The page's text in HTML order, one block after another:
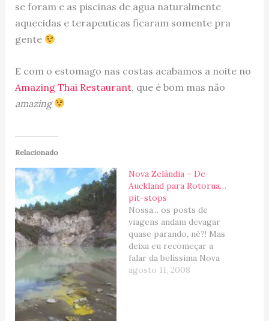
se foram e as piscinas de agua naturalmente
aquecidas e terapeuticas ficaram somente pra
gente
E com o estomago nas costas acabamos a noite no
Amazing Thai Restaurant, que é bom mas não
amazing
Relacionado
Nova Zelândia – De
Auckland para Rotorua…
pit-stops
Nossa... os posts de
viagens andam devagar
quase parando, né?! Mas
deixa eu recomeçar a
falar da belíssima Nova
Zelândia... e o objetivo
agosto 11, 2008